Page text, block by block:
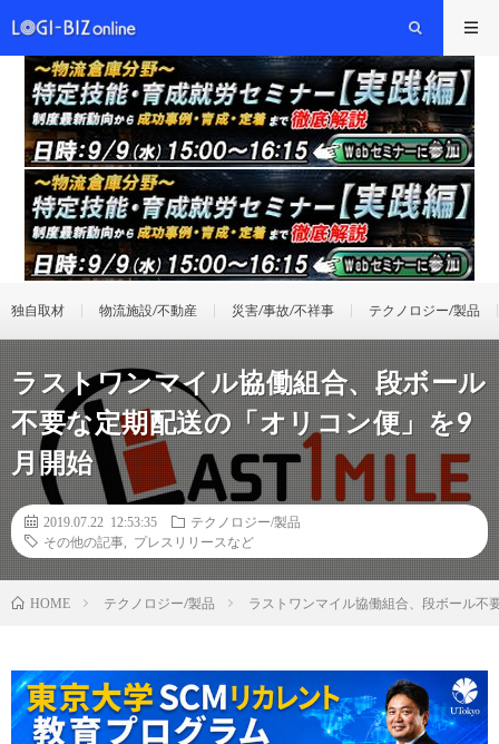
独自取材 物流施設/不動産 災害/事故/不祥事 テクノロジー/製品
ラストワンマイル協働組合、段ボール
不要な定期配送の「オリコン便」を9
月開始
2019.07.22 12:53:35
テクノロジー/製品
その他の記事
プレスリリースなど
HOME テクノロジー/製品 ラストワンマイル協働組合、段ボール不